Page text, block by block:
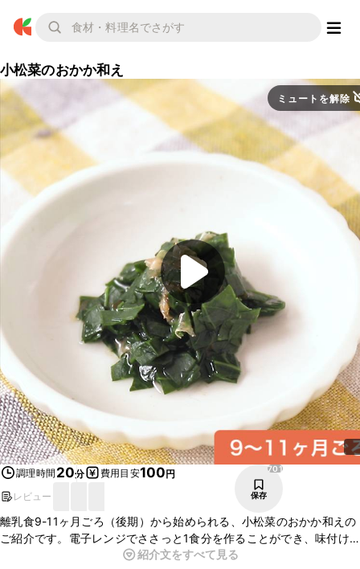
小松菜のおかか和え
ミュートを解除
調理時間 20分 費用目安100円
レビュー
701
保存
離乳食9-11ヶ月ごろ（後期）から始められる、小松菜のおかか和えの
ご紹介です。電子レンジでささっと1食分を作ることができ、味付け
も昆布だしとかつお節だけでお手軽です。昆布だしとかつお節の旨味
紹介文をすべて見る